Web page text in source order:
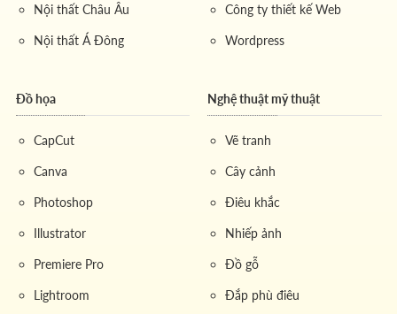
Nội thất Châu Âu
Nội thất Á Đông
Công ty thiết kế Web
Wordpress
Đồ họa
CapCut
Canva
Photoshop
Illustrator
Premiere Pro
Lightroom
Nghệ thuật mỹ thuật
Vẽ tranh
Cây cảnh
Điêu khắc
Nhiếp ảnh
Đồ gỗ
Đắp phù điêu